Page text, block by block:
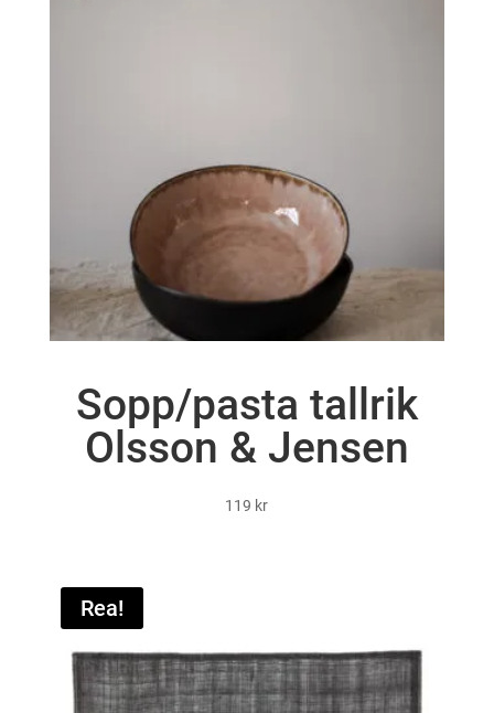
Sopp/pasta tallrik
Olsson & Jensen
119 kr
Rea!